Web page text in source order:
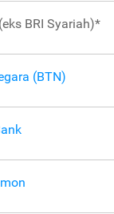
BRI Syariah)*
(BTN)